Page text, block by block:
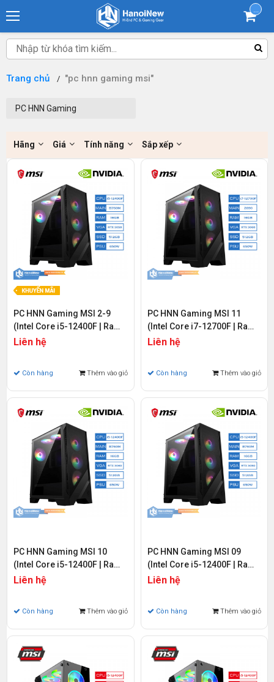
Trang chủ "pc hnn gaming msi"
PC HNN Gaming
Hãng Giá Tính năng Sắp xếp
PC HNN Gaming MSI 2-9
(Intel Core i5-12400F | Ram
16GB | SSD 512GB | VGA RTX
Liên hệ
Còn hàng Thêm vào giỏ
PC HNN Gaming MSI 11
(Intel Core i7-12700F | Ram
16GB | SSD 512GB | VGA RTX
Liên hệ
Còn hàng Thêm vào giỏ
PC HNN Gaming MSI 10
(Intel Core i5-12400F | Ram
16GB | SSD 512GB | VGA RTX
Liên hệ
Còn hàng Thêm vào giỏ
PC HNN Gaming MSI 09
(Intel Core i5-12400F | Ram
16GB | SSD 512GB | VGA RTX
Liên hệ
Còn hàng Thêm vào giỏ